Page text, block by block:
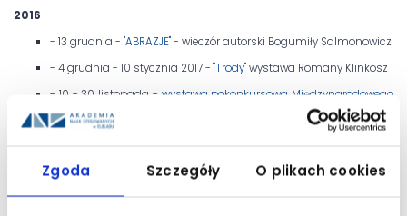
Zgoda Szczegóły O plikach cookies
2016
- 13 grudnia - "ABRAZJE"- wieczór autorski Bogumiły Salmonowicz
- 4 grudnia - 10 stycznia 2017 - "Trody"wystawa Romany Klinkosz
- 10 - 30 listopada - wystawa pokonkursowa Międzynarodowego
Konkursu na Plakat Rotmistrz Pilecki Bohater Niezwyciężony.
Raport z Auschwitz
Agata Żurańska i Natalia Owczarek
- maj - czerwiec -